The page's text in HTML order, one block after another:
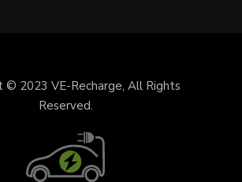
© 2023 VE-Recharge, All Rights
Reserved.